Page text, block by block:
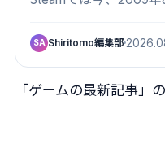
SA Shiritomo編集部
「ゲームの最新記事」